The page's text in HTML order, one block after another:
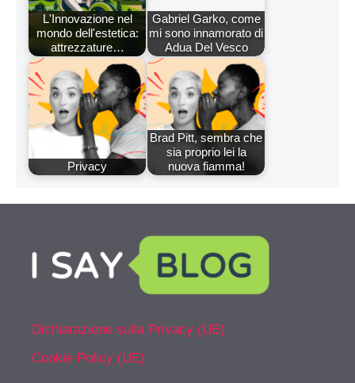
L'Innovazione nel
mondo dell'estetica:
attrezzature…
Gabriel Garko, come
mi sono innamorato di
Adua Del Vesco
Privacy
Brad Pitt, sembra che
sia proprio lei la
nuova fiamma!
Dichiarazione sulla Privacy (UE)
Cookie Policy (UE)